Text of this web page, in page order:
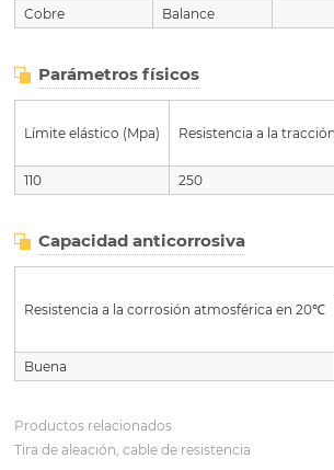
Cobre
Balance
Parámetros físicos
Límite elástico (Mpa) Resistencia a la
110 250
Capacidad anticorrosiva
Resistencia a la corrosión atmosférica en 20℃
Buena
Productos relacionados
Tira de aleación, cable de resistencia